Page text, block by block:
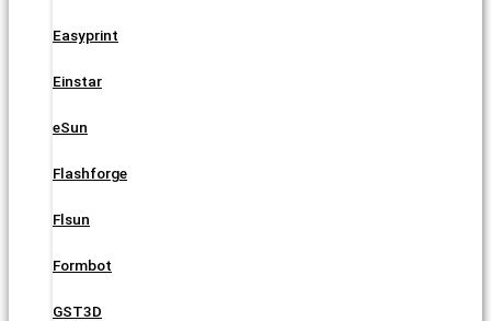
Easyprint
Einstar
eSun
Flashforge
Flsun
Formbot
GST3D